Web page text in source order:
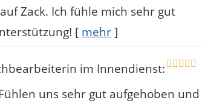
Zack. Ich fühle mich sehr gut
[ mehr]
im Innendienst:
uns sehr gut aufgehoben und